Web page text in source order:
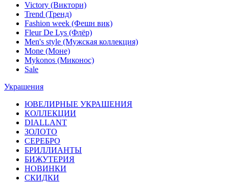
Victory (Виктори)
Trend (Тренд)
Fashion week (Фешн вик)
Fleur De Lys (Флёр)
Men's style (Мужская коллекция)
Mone (Моне)
Mykonos (Миконос)
Sale
Украшения
ЮВЕЛИРНЫЕ УКРАШЕНИЯ
КОЛЛЕКЦИИ
DIALLANT
ЗОЛОТО
СЕРЕБРО
БРИЛЛИАНТЫ
БИЖУТЕРИЯ
НОВИНКИ
СКИДКИ